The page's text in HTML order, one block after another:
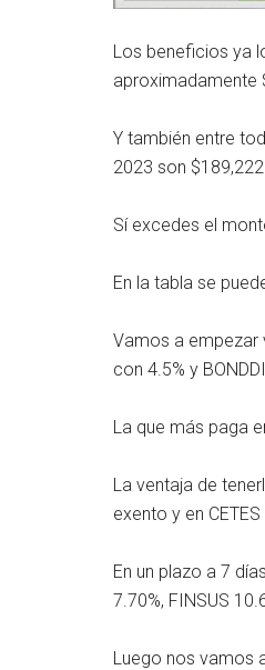
Los beneficios ya
aproximadamente
Y también entre
2023 son
Sí excedes el
En la tabla se
Vamos a empezar
con 4.5% y
La que más paga
La ventaja de
exento y en
En un plazo a 7
7.70%, FINSUS
Luego nos vamos